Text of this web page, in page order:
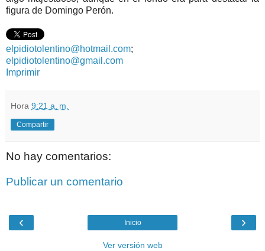
figura de Domingo Perón.
elpidiotolentino@hotmail.com;
elpidiotolentino@gmail.com
Imprimir
Hora 9:21 a. m.
Compartir
No hay comentarios:
Publicar un comentario
‹ ›
Inicio
Ver versión web